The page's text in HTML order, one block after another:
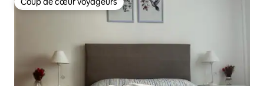
Coup de cœur voyageurs